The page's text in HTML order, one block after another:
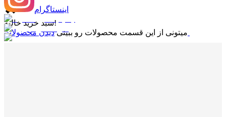
✖
سبد خرید خالیه!
میتونی از این قسمت محصولات رو ببینی
اینستاگرام